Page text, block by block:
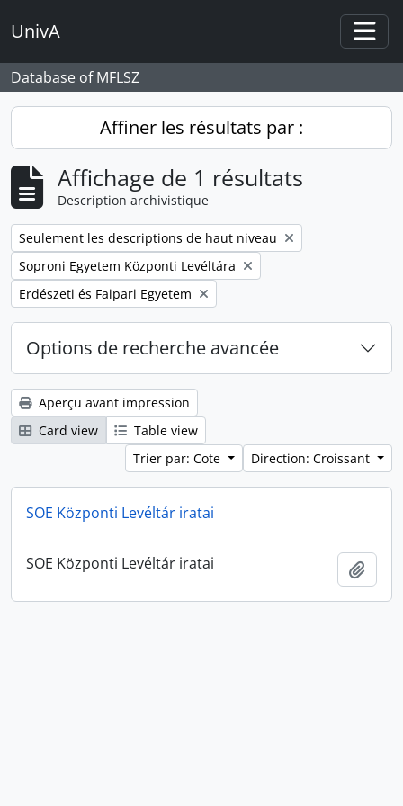
UnivA
Database of MFLSZ
Affiner les résultats par :
Affichage de 1 résultats
Description archivistique
Remove filter:
Seulement les descriptions de haut niveau
Remove filter:
Soproni Egyetem Központi Levéltára
Remove filter:
Erdészeti és Faipari Egyetem
Options de recherche avancée
Aperçu avant impression
Card view
Table view
Trier par: Cote
Direction: Croissant
SOE Központi Levéltár iratai
SOE Központi Levéltár iratai